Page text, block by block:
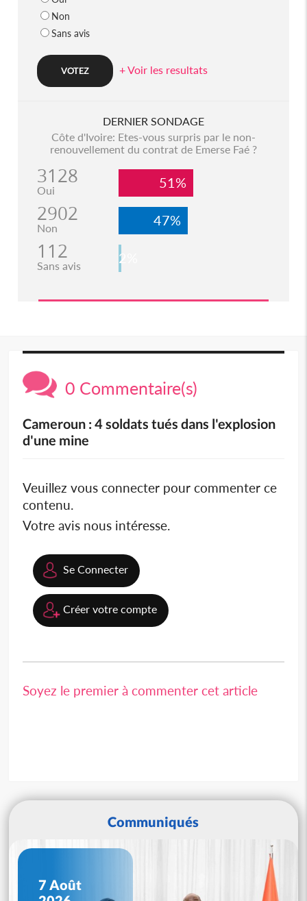
Non
Sans avis
+ Voir les resultats
DERNIER SONDAGE
Côte d'Ivoire: Etes-vous surpris par le non-
renouvellement du contrat de Emerse Faé ?
3128
Oui 51%
2902
Non 47%
112
Sans avis 2%
0 Commentaire(s)
Cameroun : 4 soldats tués dans l'explosion
d'une mine
Veuillez vous connecter pour commenter ce
contenu.
Votre avis nous intéresse.
Se Connecter
Créer votre compte
Soyez le premier à commenter cet article
Communiqués
7 Août